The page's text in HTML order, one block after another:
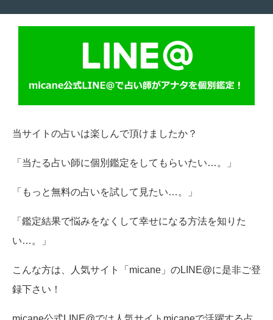
当サイトの占いは楽しんで頂けましたか？
「当たる占い師に個別鑑定をしてもらいたい…。」
「もっと無料の占いを試して見たい…。」
「鑑定結果で悩みをなくして幸せになる方法を知りた
い…。」
こんな方は、人気サイト「micane」のLINE@に是非ご登
録下さい！